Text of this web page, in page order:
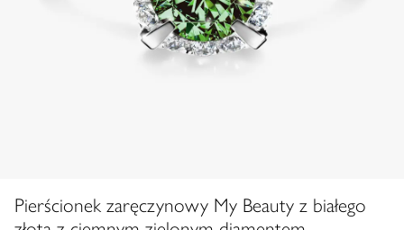
Pierścionek zaręczynowy My Beauty z białego